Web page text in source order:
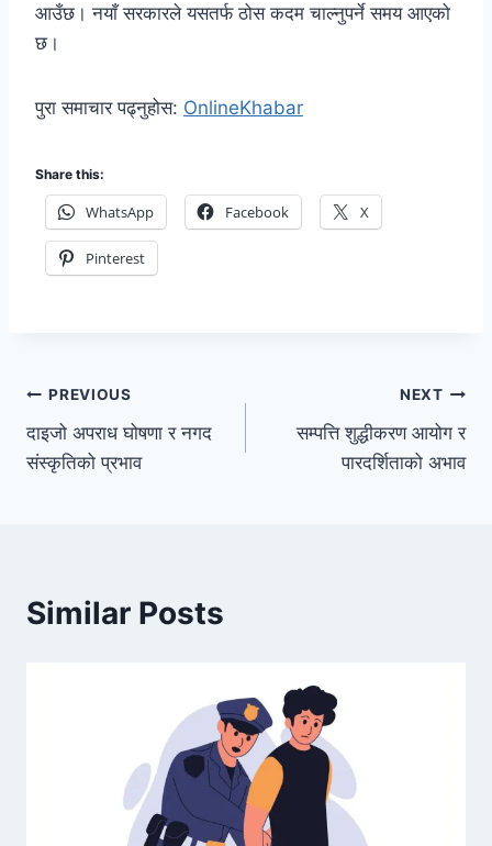
आउँछ। नयाँ सरकारले यसतर्फ ठोस कदम चाल्नुपर्ने समय आएको
छ।
पुरा समाचार पढ्नुहोस: OnlineKhabar
Share this:
WhatsApp Facebook X
Pinterest
PREVIOUS
दाइजो अपराध घोषणा र नगद
संस्कृतिको प्रभाव
NEXT
सम्पत्ति शुद्धीकरण आयोग र
पारदर्शिताको अभाव
Similar Posts